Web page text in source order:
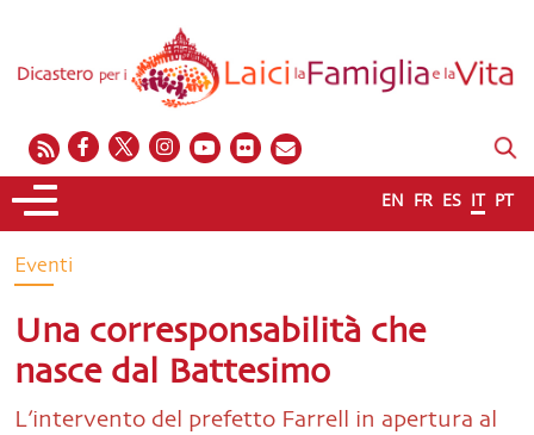
EN FR ES IT PT
Eventi
Una corresponsabilità che
nasce dal Battesimo
L’intervento del prefetto Farrell in apertura al